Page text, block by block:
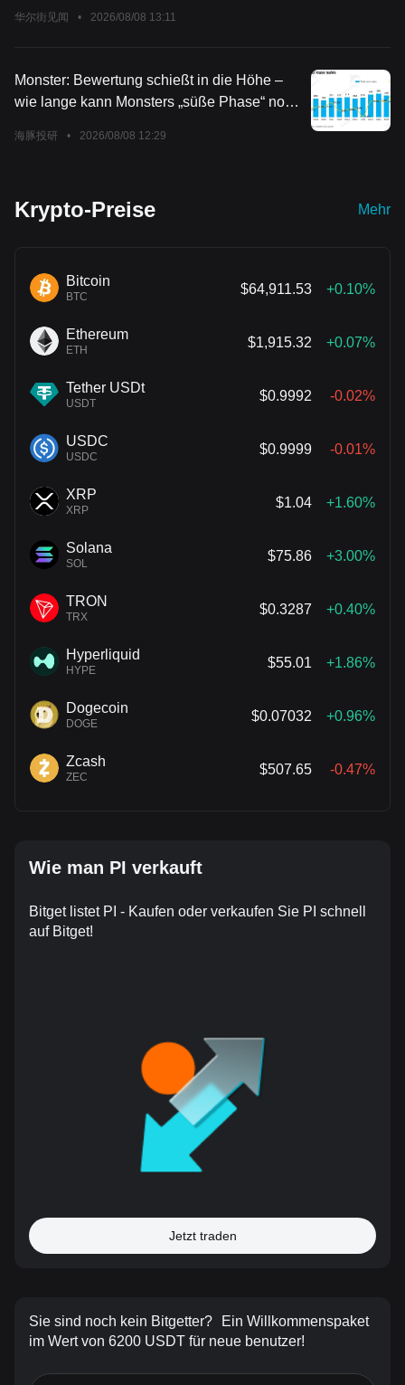
Rückkaufvolumen im ersten Quartal nur etwa 235 Millionen US-
zweite Quartal entfiel. Darüber hinaus hat das Unternehmen im
zweiten Quartal Aktien im Nettowert von etwa 19,8 Milliarden US-
Dollar gekauft, darunter auch den Kauf von Alphabet-
Stammaktien im Wert von etwa 10 Milliarden US-Dollar. Damit
华尔街见闻 • 2026/08/08 13:11
Monster: Bewertung schießt in die Höhe –
wie lange kann Monsters „süße Phase“ noch
海豚投研 • 2026/08/08 12:29
Krypto-Preise Mehr
Bitcoin
BTC
$64,911.53 +0.10%
Ethereum
ETH
$1,915.32 +0.07%
Tether USDt
USDT
$0.9992 -0.02%
USDC
USDC
$0.9999 -0.01%
XRP
XRP
$1.04 +1.60%
Solana
SOL
$75.86 +3.00%
TRON
TRX
$0.3287 +0.40%
Hyperliquid
HYPE
$55.01 +1.86%
Dogecoin
DOGE
$0.07032 +0.96%
Zcash
ZEC
$507.65 -0.47%
Wie man PI verkauft
Bitget listet PI - Kaufen oder verkaufen Sie PI schnell
auf Bitget!
Jetzt traden
Sie sind noch kein Bitgetter?
Ein Willkommenspaket
im Wert von 6200 USDT für neue benutzer!